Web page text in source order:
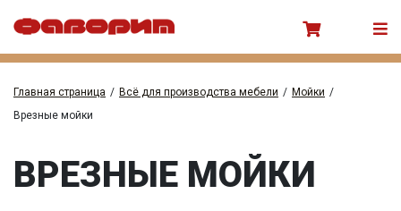
Главная страница / Всё для производства мебели / Мойки /
Врезные мойки
ВРЕЗНЫЕ МОЙКИ